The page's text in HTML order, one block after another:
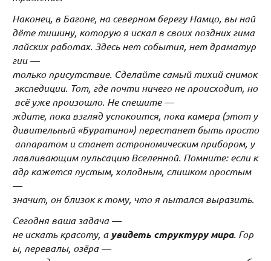
Наконец, в Багоне, на северном берегу Намцо, вы най
дёте тишину, которую я искал в своих поздних гима
лайских работах. Здесь нет события, нет драматур
гии —
только присутствие. Сделайте самый тихий снимок
экспедиции. Тот, где почти ничего не происходит, но
всё уже произошло. Не спешите —
ждите, пока взгляд успокоится, пока камера (этот у
дивительный «Буратино») перестанет быть просто
аппаратом и станет астрономическим прибором, у
лавливающим пульсацию Вселенной. Помните: если к
адр кажется пустым, холодным, слишком простым
—
значит, он близок к тому, что я пытался выразить.
Сегодня ваша задача —
не искать красоту, а увидеть структуру мира. Гор
ы, перевалы, озёра —